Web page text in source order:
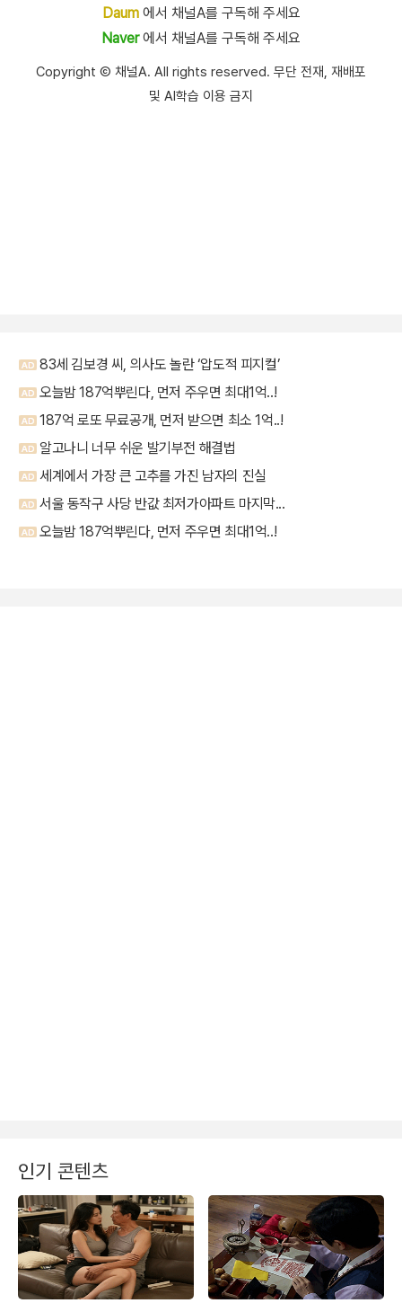
Daum에서 채널A를 구독해 주세요
Naver에서 채널A를 구독해 주세요
Copyright Ⓒ 채널A. All rights reserved. 무단 전재, 재배포
및 AI학습 이용 금지
인기 콘텐츠